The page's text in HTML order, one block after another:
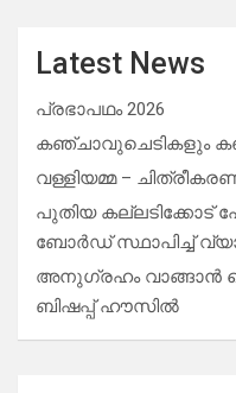
Latest News
പ്രഭാപഥം 2026
കഞ്ചാവുചെടികളും
വള്ളിയമ്മ –
പുതിയ കല്ലടിക്കോട്
ബോർഡ് സ്ഥാപിച്ച്
അനുഗ്രഹം വാങ്ങാൻ
ബിഷപ്പ് ഹൗസില്‍